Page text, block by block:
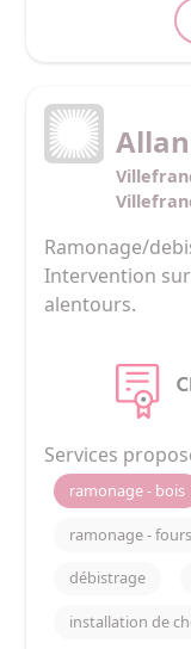
Ramonage/
Intervention
alentours.
Services
ramonage - bois
ramonage -
débistrage
installation de